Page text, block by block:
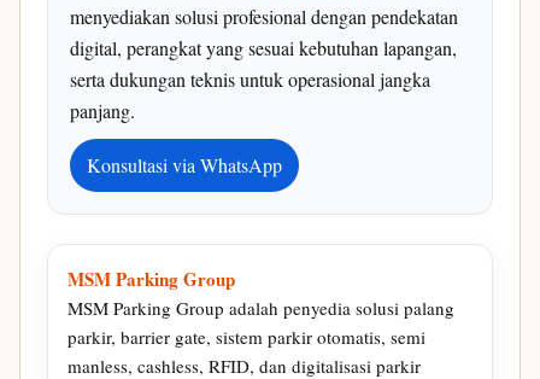
menyediakan solusi profesional dengan pendekatan
digital, perangkat yang sesuai kebutuhan lapangan,
serta dukungan teknis untuk operasional jangka
panjang.
Konsultasi via WhatsApp
MSM Parking Group
MSM Parking Group adalah penyedia solusi palang
parkir, barrier gate, sistem parkir otomatis, semi
manless, cashless, RFID, dan digitalisasi parkir